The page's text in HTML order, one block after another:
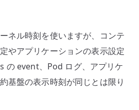
ネル時刻を使いますが、コンテ
やアプリケーションの表示設定
の event、Pod ログ、アプリケ
基盤の表示時刻が同じとは限り